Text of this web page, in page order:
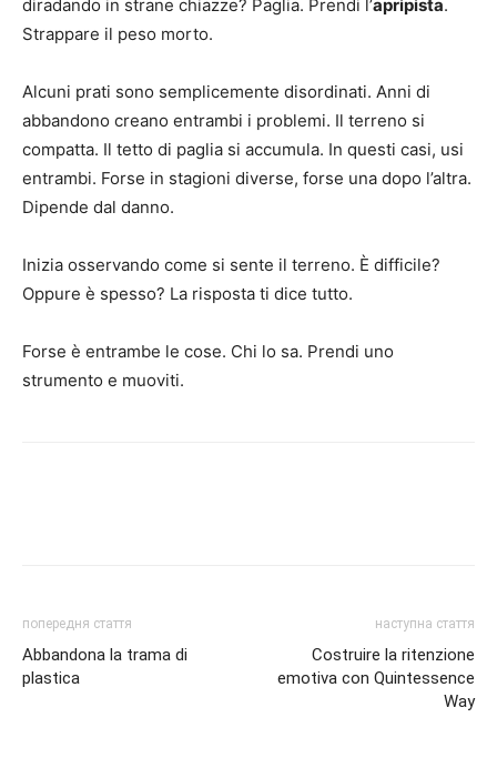
diradando in strane chiazze? Paglia. Prendi l’apripista.
Strappare il peso morto.
Alcuni prati sono semplicemente disordinati. Anni di
abbandono creano entrambi i problemi. Il terreno si
compatta. Il tetto di paglia si accumula. In questi casi, usi
entrambi. Forse in stagioni diverse, forse una dopo l’altra.
Dipende dal danno.
Inizia osservando come si sente il terreno. È difficile?
Oppure è spesso? La risposta ti dice tutto.
Forse è entrambe le cose. Chi lo sa. Prendi uno
strumento e muoviti.
попередня стаття
Abbandona la trama di
plastica
наступна стаття
Costruire la ritenzione
emotiva con Quintessence
Way